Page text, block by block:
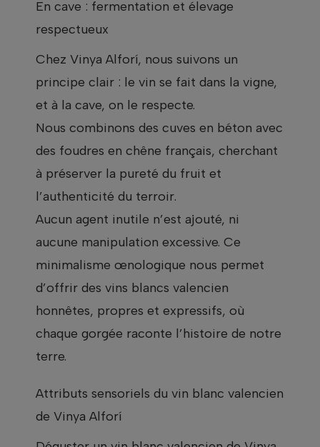
En cave : fermentation et élevage
respectueux
Chez Vinya Alforí, nous suivons un
principe clair : le vin se fait dans la vigne,
et à la cave, on le respecte.
Nous combinons des cuves en béton avec
des foudres en chêne français, cherchant
à préserver la pureté du fruit et
l’authenticité du terroir.
Aucun agent inutile n’est ajouté, ni
aucune manipulation excessive. Ce
minimalisme œnologique nous permet
d’offrir des vins blancs valencien
honnêtes, propres et expressifs, où
chaque gorgée raconte l’histoire de notre
terre.
Attributs sensoriels du vin blanc valencien
de Vinya Alforí